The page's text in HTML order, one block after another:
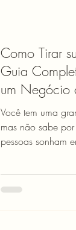
Como Tirar
Guia
um Negócio
Você tem uma
mas não sabe por
pessoas sonham